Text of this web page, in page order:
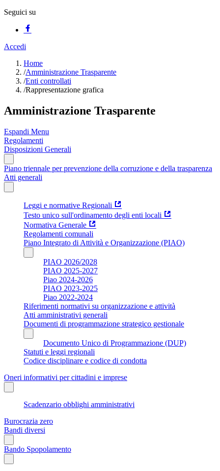
Seguici su
Accedi
Home
/Amministrazione Trasparente
/Enti controllati
/Rappresentazione grafica
Amministrazione Trasparente
Espandi Menu
Regolamenti
Disposizioni Generali
Piano triennale per prevenzione della corruzione e della trasparenza
Atti generali
Leggi e normative Regionali
Testo unico sull'ordinamento degli enti locali
Normativa Generale
Regolamenti comunali
Piano Integrato di Attività e Organizzazione (PIAO)
PIAO 2026/2028
PIAO 2025-2027
Piao 2024-2026
PIAO 2023-2025
Piao 2022-2024
Riferimenti normativi su organizzazione e attività
Atti amministrativi generali
Documenti di programmazione strategico gestionale
Documento Unico di Programmazione (DUP)
Statuti e leggi regionali
Codice disciplinare e codice di condotta
Oneri informativi per cittadini e imprese
Scadenzario obblighi amministrativi
Burocrazia zero
Bandi diversi
Bando Spopolamento